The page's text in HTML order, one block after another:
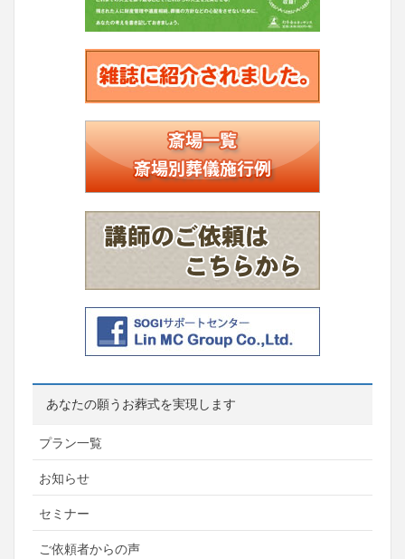
あなたの願うお葬式を実現します
プラン一覧
お知らせ
セミナー
ご依頼者からの声